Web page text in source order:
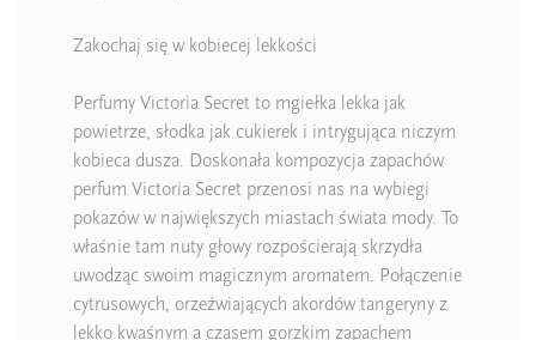
Zakochaj się w kobiecej lekkości
Perfumy Victoria Secret to mgiełka lekka jak
powietrze, słodka jak cukierek i intrygująca niczym
kobieca dusza. Doskonała kompozycja zapachów
perfum Victoria Secret przenosi nas na wybiegi
pokazów w największych miastach świata mody. To
właśnie tam nuty głowy rozpościerają skrzydła
uwodząc swoim magicznym aromatem. Połączenie
cytrusowych, orzeźwiających akordów tangeryny z
lekko kwaśnym a czasem gorzkim zapachem